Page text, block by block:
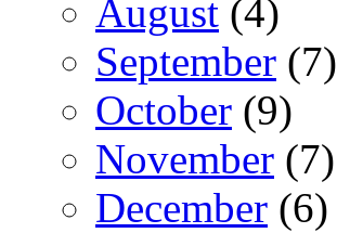
August (4)
September (7)
October (9)
November (7)
December (6)